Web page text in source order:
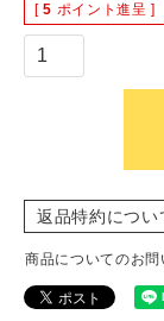
[ 5 ポイント進呈 ]
返品特約につい
商品についてのお問